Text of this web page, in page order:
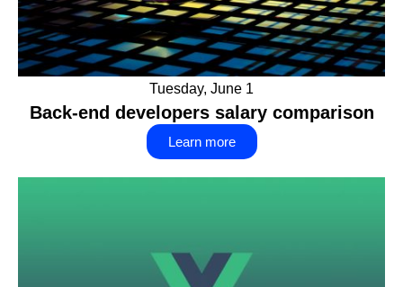
Tuesday, June 1
Back-end developers salary comparison
Learn more